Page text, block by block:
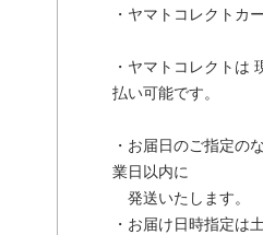
・ヤマトコレクトカ
・ヤマトコレクトは
払い可能です。
・お届日のご指定の
業日以内に
発送いたします。
・お届け日時指定は